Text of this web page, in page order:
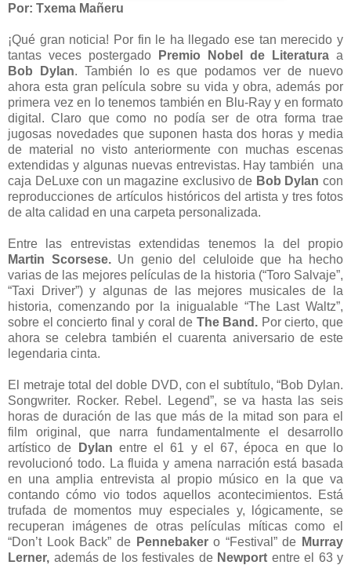
Por: Txema Mañeru
¡Qué gran noticia! Por fin le ha llegado ese tan merecido y
tantas veces postergado
Premio Nobel de Literatura a
Bob Dylan. También lo es que podamos ver de nuevo
ahora esta gran película sobre su vida y obra, además por
primera vez en lo tenemos también en Blu-Ray y en formato
digital. Claro que como no podía ser de otra forma trae
jugosas novedades que suponen hasta dos horas y media
de material no visto anteriormente con muchas escenas
extendidas y algunas nuevas entrevistas. Hay también una
caja DeLuxe con un magazine exclusivo de Bob Dylancon
reproducciones de artículos históricos del artista y tres fotos
de alta calidad en una carpeta personalizada.
Entre las entrevistas extendidas tenemos la del propio
Martin Scorsese.Un genio del celuloide que ha hecho
varias de las mejores películas de la historia (“Toro Salvaje”,
“Taxi Driver”) y algunas de las mejores musicales de la
historia, comenzando por la inigualable “The Last Waltz”,
sobre el concierto final y coral de The Band. Por cierto, que
ahora se celebra también el cuarenta aniversario de este
legendaria cinta.
El metraje total del doble DVD, con el subtítulo, “Bob Dylan.
Songwriter. Rocker. Rebel. Legend”, se va hasta las seis
horas de duración de las que más de la mitad son para el
film original, que narra fundamentalmente el desarrollo
artístico de
Dylan entre el 61 y el 67, época en que lo
revolucionó todo. La fluida y amena narración está basada
en una amplia entrevista al propio músico en la que va
contando cómo vio todos aquellos acontecimientos. Está
trufada de momentos muy especiales y, lógicamente, se
recuperan imágenes de otras películas míticas como el
“Don’t Look Back” de Pennebakero “Festival” de Murray
Lerner, además de los festivales de Newport entre el 63 y